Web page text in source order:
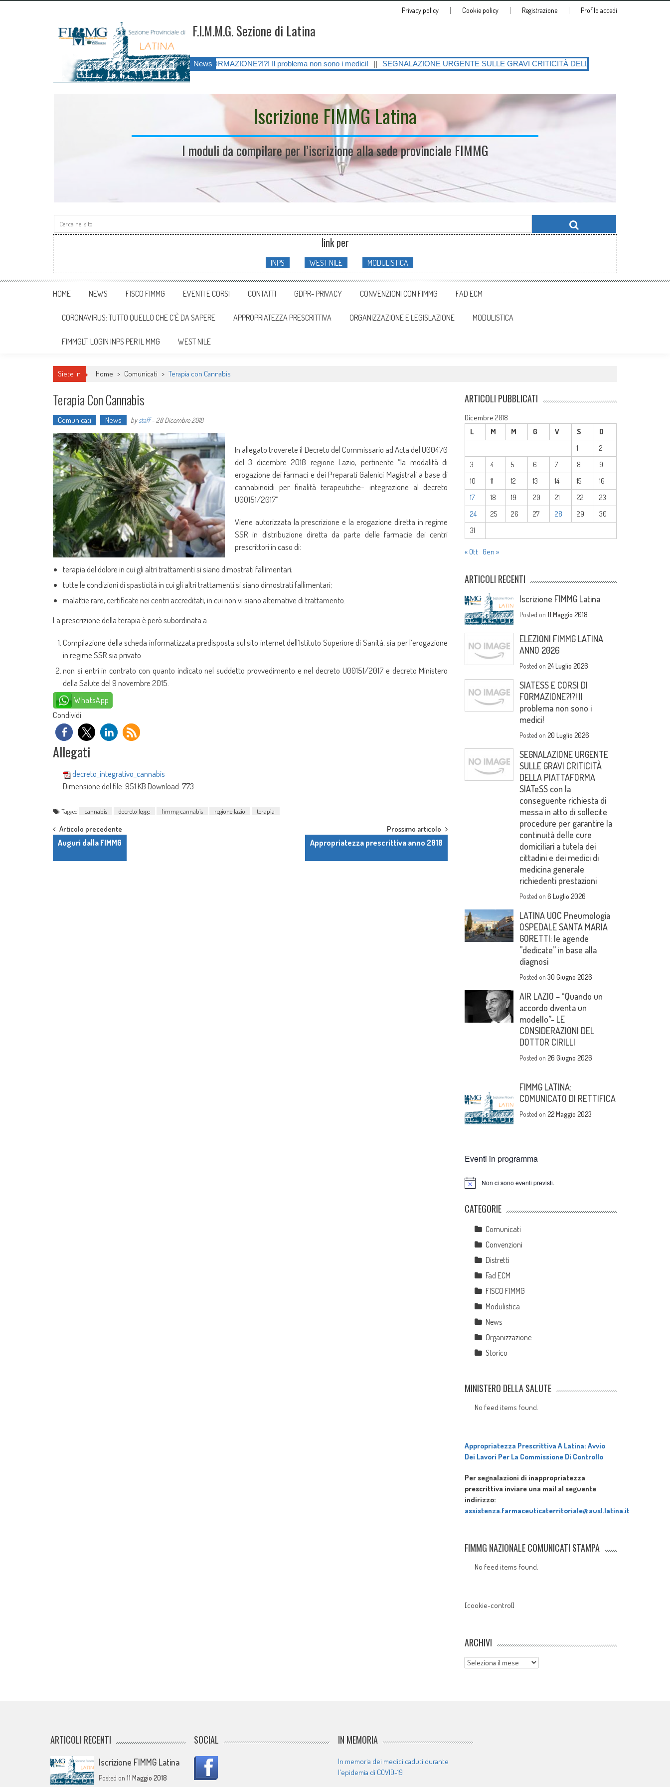
Privacy policy Cookie policy Registrazione Profilo accedi
F.I.M.M.G. Sezione di Latina
News
|| SIATESS E CORSI DI FORMAZIONE?!?! Il problema non sono i medici! || SEGNALAZIONE URGENTE SULLE GRAVI CRITICITÀ DELLA PIATTAFORMA SIATeSS con la
Iscrizione FIMMG Latina
I moduli da compilare per l’iscrizione alla sede provinciale FIMMG
Search for:
link per
INPS WEST NILE MODULISTICA
HOME NEWS FISCO FIMMG EVENTI E CORSI CONTATTI GDPR- PRIVACY CONVENZIONI CON FIMMG FAD ECM
CORONAVIRUS: TUTTO QUELLO CHE C’È DA SAPERE APPROPRIATEZZA PRESCRITTIVA ORGANIZZAZIONE E LEGISLAZIONE MODULISTICA
FIMMGLT: LOGIN INPS PER IL MMG WEST NILE
Siete in Home > Comunicati > Terapia con Cannabis
Terapia Con Cannabis
Comunicati News bystaff- 28 Dicembre 2018
In allegato troverete il Decreto del Commissario ad Acta del U00470
del 3 dicembre 2018 regione Lazio, pertinente “la modalità di
erogazione dei Farmaci e dei Preparati Galenici Magistrali a base di
cannabinoidi per finalità terapeutiche- integrazione al decreto
U00151/2017”
Viene autorizzata la prescrizione e la erogazione diretta in regime
SSR in distribuzione diretta da parte delle farmacie dei centri
prescrittori in caso di:
terapia del dolore in cui gli altri trattamenti si siano dimostrati fallimentari;
tutte le condizioni di spasticità in cui gli altri trattamenti si siano dimostrati fallimentari;
malattie rare, certificate nei centri accreditati, in cui non vi siano alternative di trattamento.
La prescrizione della terapia è però subordinata a
Compilazione della scheda informatizzata predisposta sul sito internet dell’Istituto Superiore di Sanità, sia per l’erogazione
in regime SSR sia privato
non si entri in contrato con quanto indicato nel suddetto provvedimento e nel decreto U00151/2017 e decreto Ministero
della Salute del 9 novembre 2015.
WhatsApp
Condividi
Allegati
decreto_integrativo_cannabis
Dimensione del file:951 KBDownload:773
Tagged cannabis decreto legge fimmg cannabis regione lazio terapia
Post navigation
Articolo precedente
Auguri dalla FIMMG
Prossimo articolo
Appropriatezza prescrittiva anno 2018
ARTICOLI PUBBLICATI
Dicembre 2018
L
M M G V S
D
1
2
3
4 5 6 7 8
9
10
11 12 13 14 15
16
17
18 19 20 21 22
23
24
25 26 27 28 29
30
31
« Ott Gen »
ARTICOLI RECENTI
Iscrizione FIMMG Latina
Posted on11 Maggio 2018
ELEZIONI FIMMG LATINA
ANNO 2026
Posted on24 Luglio 2026
SIATESS E CORSI DI
FORMAZIONE?!?! Il
problema non sono i
medici!
Posted on20 Luglio 2026
SEGNALAZIONE URGENTE
SULLE GRAVI CRITICITÀ
DELLA PIATTAFORMA
SIATeSS con la
conseguente richiesta di
messa in atto di sollecite
procedure per garantire la
continuità delle cure
domiciliari a tutela dei
cittadini e dei medici di
medicina generale
richiedenti prestazioni
Posted on6 Luglio 2026
LATINA UOC Pneumologia
OSPEDALE SANTA MARIA
GORETTI: le agende
”dedicate” in base alla
diagnosi
Posted on30 Giugno 2026
AIR LAZIO – “Quando un
accordo diventa un
modello”- LE
CONSIDERAZIONI DEL
DOTTOR CIRILLI
Posted on26 Giugno 2026
FIMMG LATINA:
COMUNICATO DI RETTIFICA
Posted on22 Maggio 2023
Eventi in programma
Notice Non ci sono eventi previsti.
CATEGORIE
Comunicati
Convenzioni
Distretti
Fad ECM
FISCO FIMMG
Modulistica
News
Organizzazione
Storico
MINISTERO DELLA SALUTE
No feed items found.
Appropriatezza Prescrittiva A Latina: Avvio
Dei Lavori Per La Commissione Di Controllo
Per segnalazioni di inappropriatezza
prescrittiva inviare una mail al seguente
indirizzo:
assistenza.farmaceuticaterritoriale@ausl.latina.it
FIMMG NAZIONALE COMUNICATI STAMPA
No feed items found.
[cookie-control]
ARCHIVI
Archivi
ARTICOLI RECENTI
Iscrizione FIMMG Latina
Posted on11 Maggio 2018
SOCIAL IN MEMORIA
In memoria dei medici caduti durante
l'epidemia di COVID-19